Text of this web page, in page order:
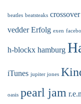
beatles beatsteaks crossover
vedder Erfolg exen
h-blockx hamburg
iTunes jupiter jones
oasis pearl jam